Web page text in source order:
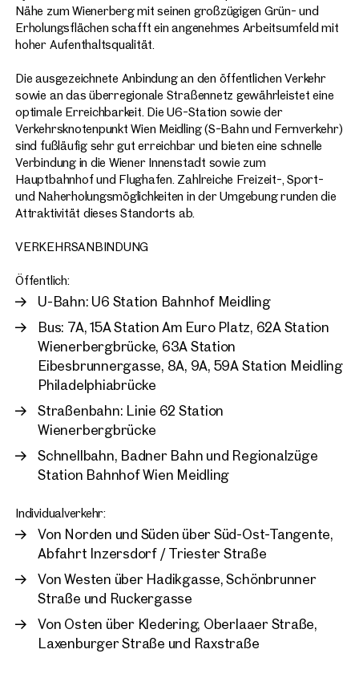
Nähe zum Wienerberg mit seinen großzügigen Grün- und
Erholungsflächen schafft ein angenehmes Arbeitsumfeld mit
hoher Aufenthaltsqualität.
Die ausgezeichnete Anbindung an den öffentlichen Verkehr
sowie an das überregionale Straßennetz gewährleistet eine
optimale Erreichbarkeit. Die U6-Station sowie der
Verkehrsknotenpunkt Wien Meidling (S-Bahn und Fernverkehr)
sind fußläufig sehr gut erreichbar und bieten eine schnelle
Verbindung in die Wiener Innenstadt sowie zum
Hauptbahnhof und Flughafen. Zahlreiche Freizeit-, Sport-
und Naherholungsmöglichkeiten in der Umgebung runden die
Attraktivität dieses Standorts ab.
VERKEHRSANBINDUNG
Öffentlich:
U-Bahn: U6 Station Bahnhof Meidling
Bus: 7A, 15A Station Am Euro Platz, 62A Station
Wienerbergbrücke, 63A Station
Eibesbrunnergasse, 8A, 9A, 59A Station Meidling
Philadelphiabrücke
Straßenbahn: Linie 62 Station
Wienerbergbrücke
Schnellbahn, Badner Bahn und Regionalzüge
Station Bahnhof Wien Meidling
Individualverkehr:
Von Norden und Süden über Süd-Ost-Tangente,
Abfahrt Inzersdorf / Triester Straße
Von Westen über Hadikgasse, Schönbrunner
Straße und Ruckergasse
Von Osten über Kledering, Oberlaaer Straße,
Laxenburger Straße und Raxstraße